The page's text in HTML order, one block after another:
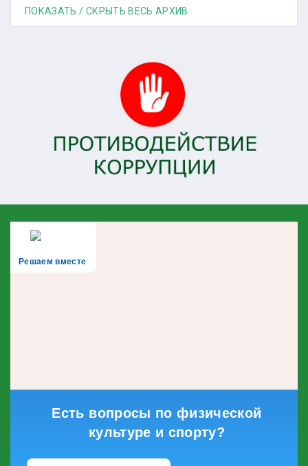
ПОКАЗАТЬ / СКРЫТЬ ВЕСЬ АРХИВ
Решаем вместе
Есть вопросы по физической
культуре и спорту?